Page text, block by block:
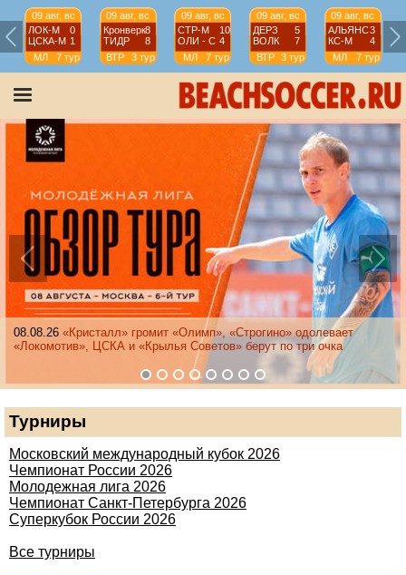
09 авг, вс
ЛОК-М
0
ЦСКА-М 1
МЛ
7 тур
09 авг, вс
Кронверк8
ТИДР
8
ВТР
3 тур
09 авг, вс
СТР-М
10
ОЛИ - С 4
МЛ
7 тур
09 авг, вс
ДЕРЗ
5
ВОЛК
7
ВТР
3 тур
09 авг, вс
АЛЬЯНС3
КС-М
4
МЛ
7 тур
08.08.26 «Кристалл» громит «Олимп», «Строгино» одолевает
«Локомотив», ЦСКА и «Крылья Советов» берут по три очка
Турниры
Московский международный кубок 2026
Чемпионат России 2026
Молодежная лига 2026
Чемпионат Санкт-Петербурга 2026
Суперкубок России 2026
Все турниры